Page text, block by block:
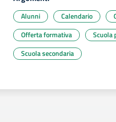
Alunni Calendario
Offerta formativa
Scuola
Scuola secondaria